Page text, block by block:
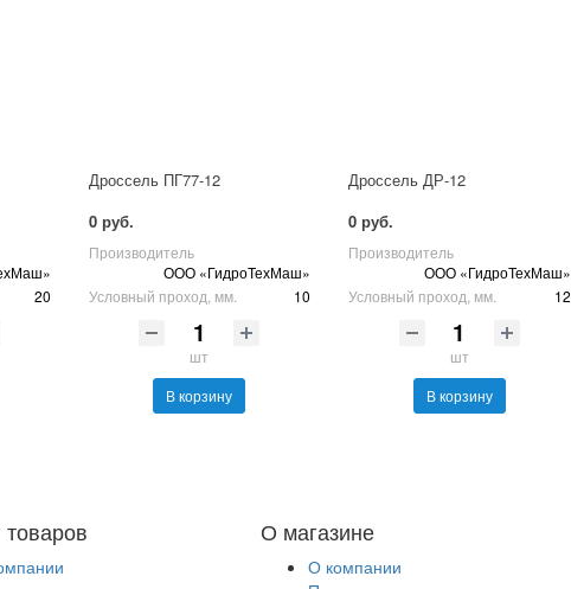
20
Дроссель ПГ77-12
0 руб.
Производитель
ООО «ГидроТехМаш»
Условный проход, мм.
10
шт
В корзину
Дроссель ДР-12
0 руб.
Производитель
ООО «ГидроТехМаш»
Условный проход, мм.
12
шт
В корзину
О магазине
О компании
товаров